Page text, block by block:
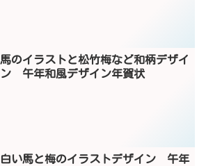
馬のイラストと松竹梅など和柄デザイ
ン 午年和風デザイン年賀状
白い馬と梅のイラストデザイン 午年